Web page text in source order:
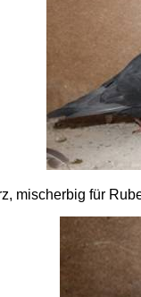
mischerbig für